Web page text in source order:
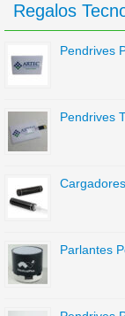
Regalos
Pendrives
Pendrives
Parlantes